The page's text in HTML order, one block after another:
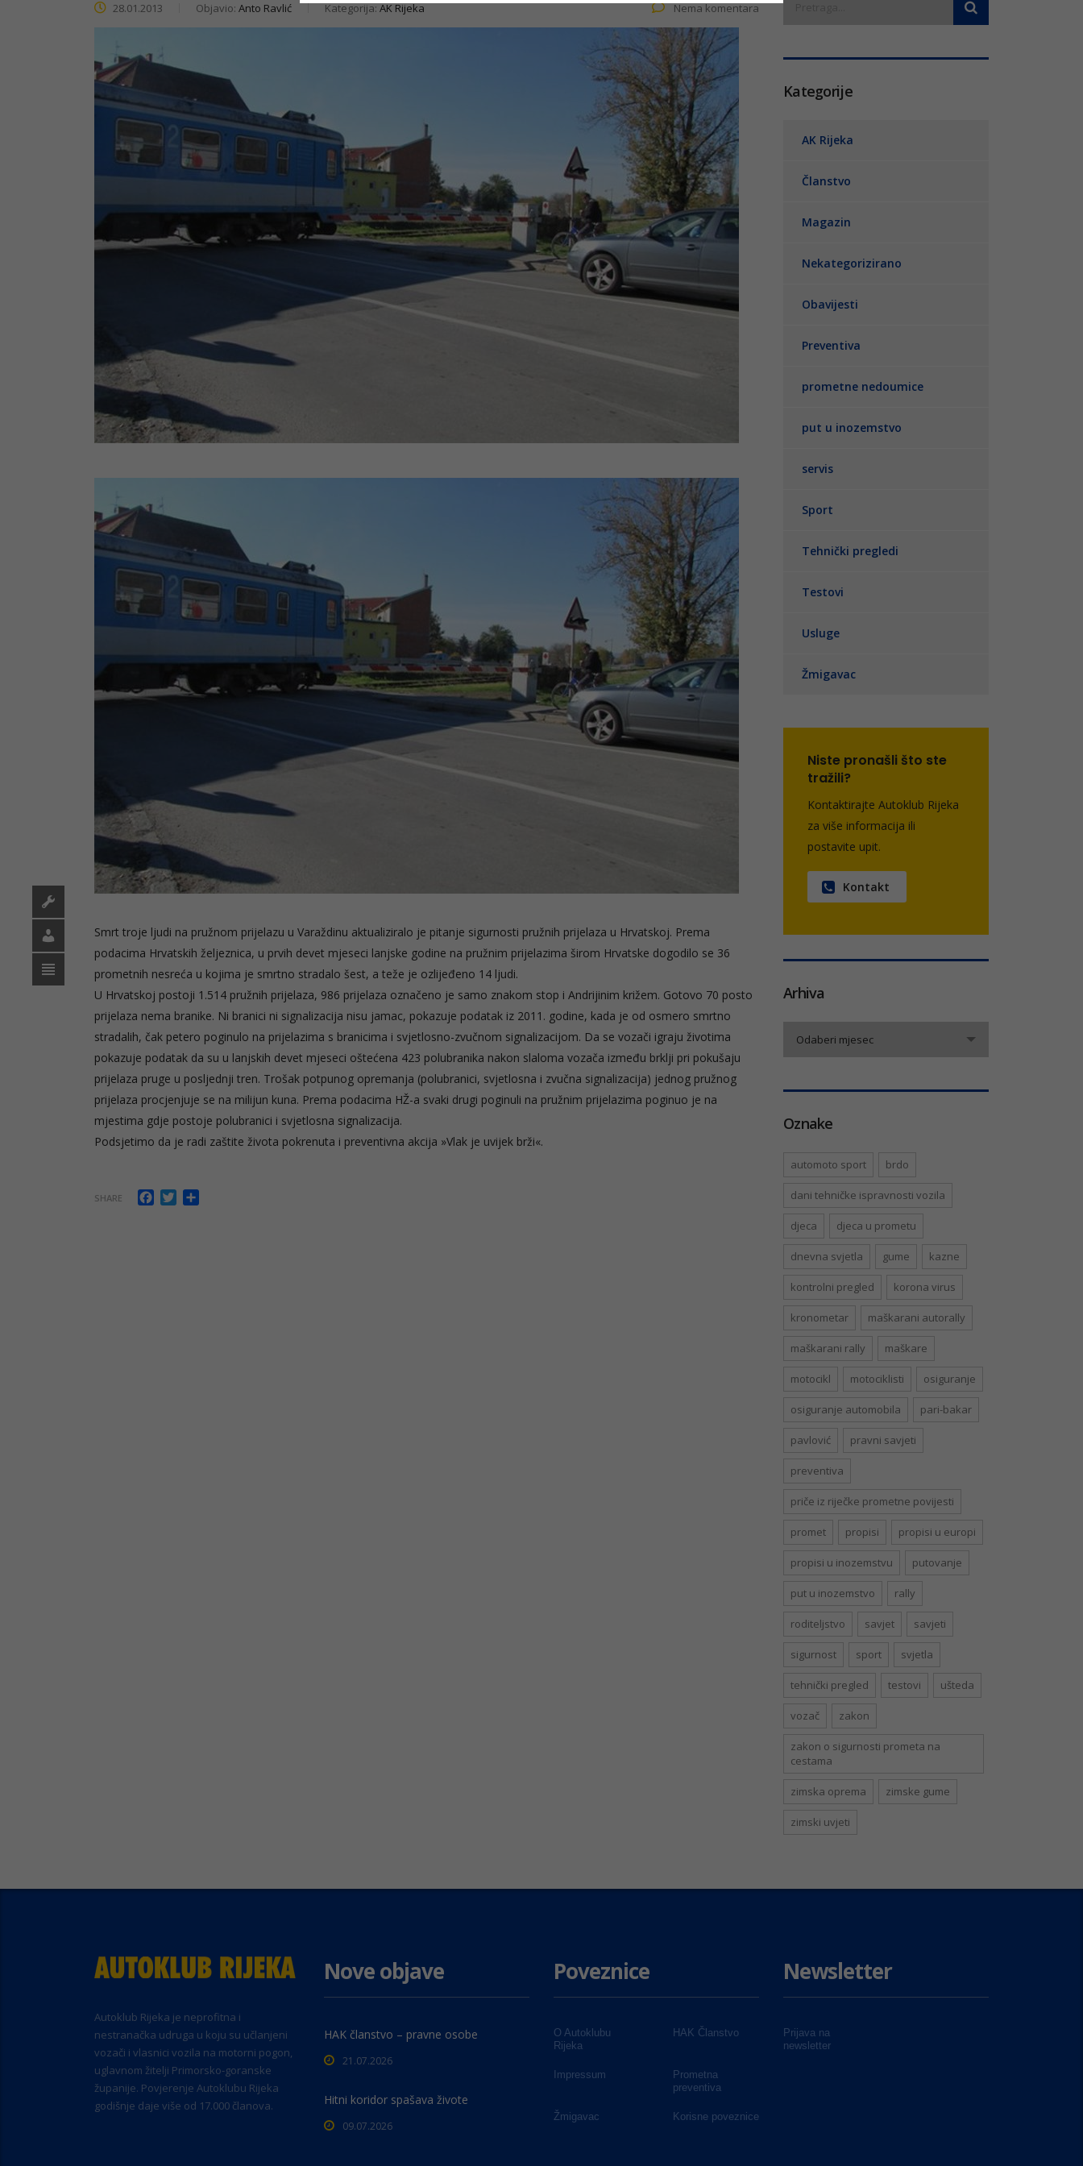
28.01.2013 Objavio: Anto Ravlić Kategorija:AK Rijeka Nema komentara
Smrt troje ljudi na pružnom prijelazu u Varaždinu aktualiziralo je pitanje sigurnosti pružnih prijelaza u Hrvatskoj. Prema
podacima Hrvatskih željeznica, u prvih devet mjeseci lanjske godine na pružnim prijelazima širom Hrvatske dogodilo se 36
prometnih nesreća u kojima je smrtno stradalo šest, a teže je ozlijeđeno 14 ljudi.
U Hrvatskoj postoji 1.514 pružnih prijelaza, 986 prijelaza označeno je samo znakom stop i Andrijinim križem. Gotovo 70 posto
prijelaza nema branike. Ni branici ni signalizacija nisu jamac, pokazuje podatak iz 2011. godine, kada je od osmero smrtno
stradalih, čak petero poginulo na prijelazima s branicima i svjetlosno-zvučnom signalizacijom. Da se vozači igraju životima
pokazuje podatak da su u lanjskih devet mjeseci oštećena 423 polubranika nakon slaloma vozača između brklji pri pokušaju
prijelaza pruge u posljednji tren. Trošak potpunog opremanja (polubranici, svjetlosna i zvučna signalizacija) jednog pružnog
prijelaza procjenjuje se na milijun kuna. Prema podacima HŽ-a svaki drugi poginuli na pružnim prijelazima poginuo je na
mjestima gdje postoje polubranici i svjetlosna signalizacija.
Podsjetimo da je radi zaštite života pokrenuta i preventivna akcija »Vlak je uvijek brži«.
SHARE Facebook
Twitter
Kategorije
AK Rijeka
Članstvo
Magazin
Nekategorizirano
Obavijesti
Preventiva
prometne nedoumice
put u inozemstvo
servis
Sport
Tehnički pregledi
Testovi
Usluge
Žmigavac
Niste pronašli što ste
tražili?
Kontaktirajte Autoklub Rijeka
za više informacija ili
postavite upit.
Kontakt
Arhiva
Odaberi mjesec
Oznake
automoto sport brdo
dani tehničke ispravnosti vozila
djeca djeca u prometu
dnevna svjetla gume kazne
kontrolni pregled korona virus
kronometar maškarani autorally
maškarani rally maškare
motocikl motociklisti osiguranje
osiguranje automobila pari-bakar
pavlović pravni savjeti
preventiva
priče iz riječke prometne povijesti
promet propisi propisi u europi
propisi u inozemstvu putovanje
put u inozemstvo rally
roditeljstvo savjet savjeti
sigurnost sport svjetla
tehnički pregled testovi ušteda
vozač zakon
zakon o sigurnosti prometa na
cestama
zimska oprema zimske gume
zimski uvjeti
Autoklub Rijeka je neprofitna i
nestranačka udruga u koju su učlanjeni
vozači i vlasnici vozila na motorni pogon,
uglavnom žitelji Primorsko-goranske
županije. Povjerenje Autoklubu Rijeka
godišnje daje više od 17.000 članova.
Nove objave
HAK članstvo – pravne osobe
21.07.2026
Hitni koridor spašava živote
09.07.2026
Poveznice
O Autoklubu
Rijeka
HAK Članstvo
Impressum
Prometna
preventiva
Žmigavac Korisne poveznice
Newsletter
Prijava na
newsletter